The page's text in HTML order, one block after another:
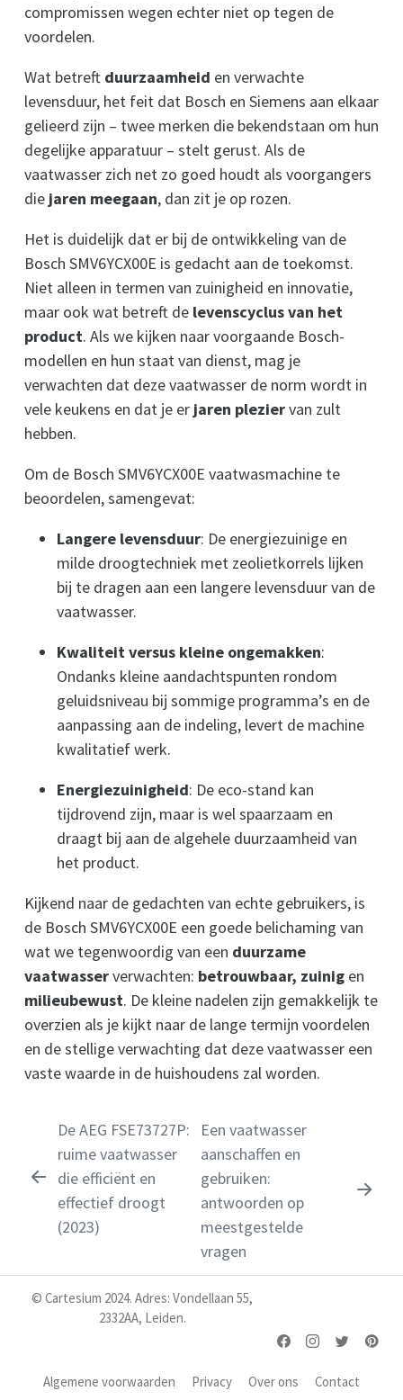
compromissen wegen echter niet op tegen de
voordelen.
Wat betreft duurzaamheid en verwachte
levensduur, het feit dat Bosch en Siemens aan elkaar
gelieerd zijn – twee merken die bekendstaan om hun
degelijke apparatuur – stelt gerust. Als de
vaatwasser zich net zo goed houdt als voorgangers
die jaren meegaan, dan zit je op rozen.
Het is duidelijk dat er bij de ontwikkeling van de
Bosch SMV6YCX00E is gedacht aan de toekomst.
Niet alleen in termen van zuinigheid en innovatie,
maar ook wat betreft de levenscyclus van het
product. Als we kijken naar voorgaande Bosch-
modellen en hun staat van dienst, mag je
verwachten dat deze vaatwasser de norm wordt in
vele keukens en dat je er jaren pleziervan zult
hebben.
Om de Bosch SMV6YCX00E vaatwasmachine te
beoordelen, samengevat:
Langere levensduur: De energiezuinige en
milde droogtechniek met zeolietkorrels lijken
bij te dragen aan een langere levensduur van de
vaatwasser.
Kwaliteit versus kleine ongemakken:
Ondanks kleine aandachtspunten rondom
geluidsniveau bij sommige programma’s en de
aanpassing aan de indeling, levert de machine
kwalitatief werk.
Energiezuinigheid: De eco-stand kan
tijdrovend zijn, maar is wel spaarzaam en
draagt bij aan de algehele duurzaamheid van
het product.
Kijkend naar de gedachten van echte gebruikers, is
de Bosch SMV6YCX00E een goede belichaming van
wat we tegenwoordig van een duurzame
vaatwasserverwachten: betrouwbaar, zuinig en
milieubewust. De kleine nadelen zijn gemakkelijk te
overzien als je kijkt naar de lange termijn voordelen
en de stellige verwachting dat deze vaatwasser een
vaste waarde in de huishoudens zal worden.
De AEG FSE73727P:
ruime vaatwasser
die efficiënt en
effectief droogt
(2023)
Een vaatwasser
aanschaffen en
gebruiken:
antwoorden op
meestgestelde
vragen
© Cartesium 2024. Adres: Vondellaan 55,
2332AA, Leiden.
Algemene voorwaarden Privacy Over ons Contact